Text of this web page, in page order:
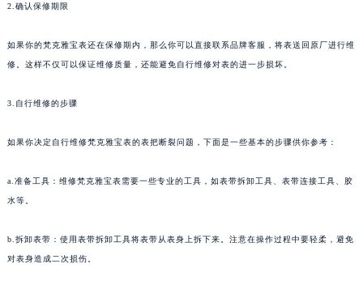
2.确认保修期限
如果你的梵克雅宝表还在保修期内，那么你可以直接联系品牌客服，将表送回原厂进行维
修。这样不仅可以保证维修质量，还能避免自行维修对表的进一步损坏。
3.自行维修的步骤
如果你决定自行维修梵克雅宝表的表把断裂问题，下面是一些基本的步骤供你参考：
a.准备工具：维修梵克雅宝表需要一些专业的工具，如表带拆卸工具、表带连接工具、胶
水等。
b.拆卸表带：使用表带拆卸工具将表带从表身上拆下来。注意在操作过程中要轻柔，避免
对表身造成二次损伤。